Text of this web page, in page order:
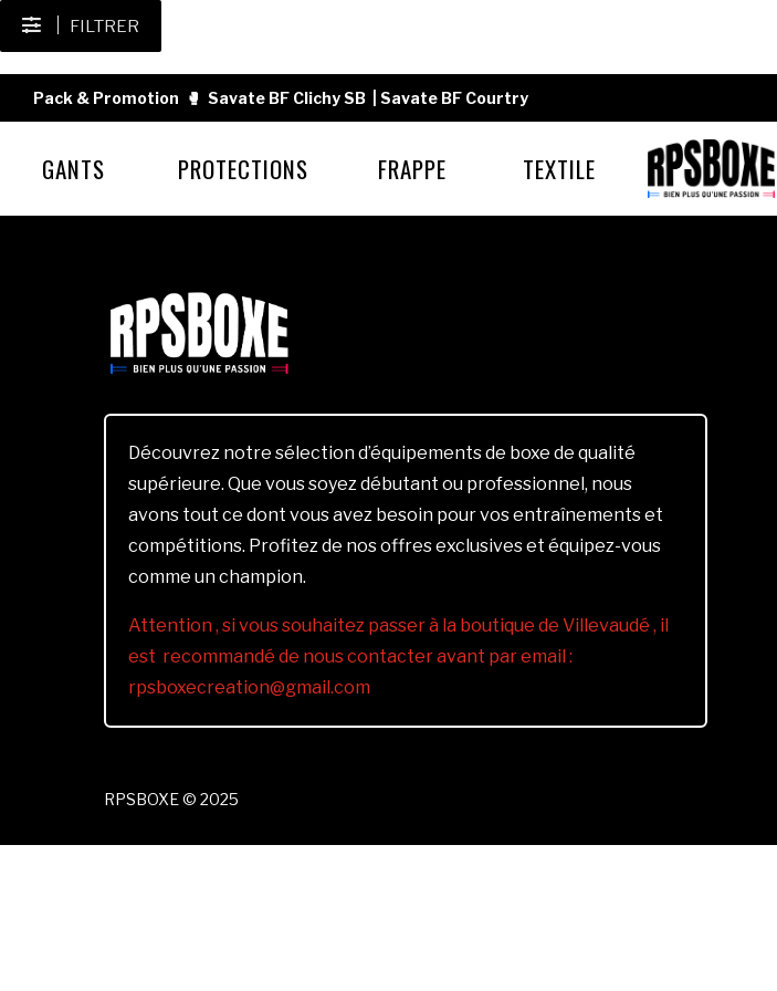
FILTRER
Pack & Promotion 🥊 Savate BF Clichy SB Savate BF Courtry
GANTS PROTECTIONS FRAPPE TEXTILE
Découvrez notre sélection d’équipements de boxe de qualité
supérieure. Que vous soyez débutant ou professionnel, nous
avons tout ce dont vous avez besoin pour vos entraînements et
compétitions. Profitez de nos offres exclusives et équipez-vous
comme un champion.
Attention , si vous souhaitez passer à la boutique de Villevaudé , il
est recommandé de nous contacter avant par email :
rpsboxecreation@gmail.com
RPSBOXE © 2025